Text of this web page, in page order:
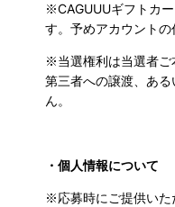
※CAGUUUギフトカ
す。予めアカウントの
※当選権利は当選者ご
第三者への譲渡、あ
ん。
・個人情報について
※応募時にご提供いた